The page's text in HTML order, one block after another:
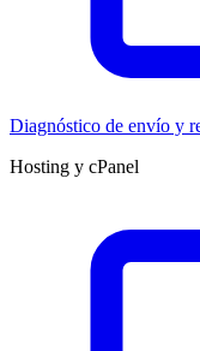
Diagnóstico de envío y
Hosting y cPanel